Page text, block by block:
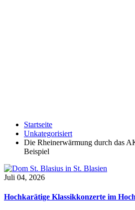
Startseite
Unkategorisiert
Die Rheinerwärmung durch das
Beispiel
Juli 04, 2026
Hochkarätige Klassikkonzerte im